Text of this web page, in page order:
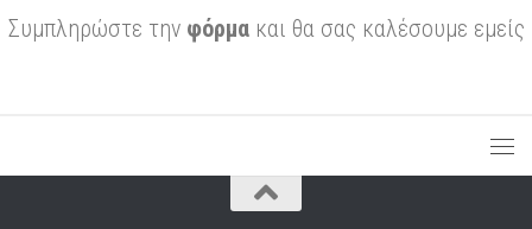
Συμπληρώστε την φόρμα και θα σας καλέσουμε εμείς